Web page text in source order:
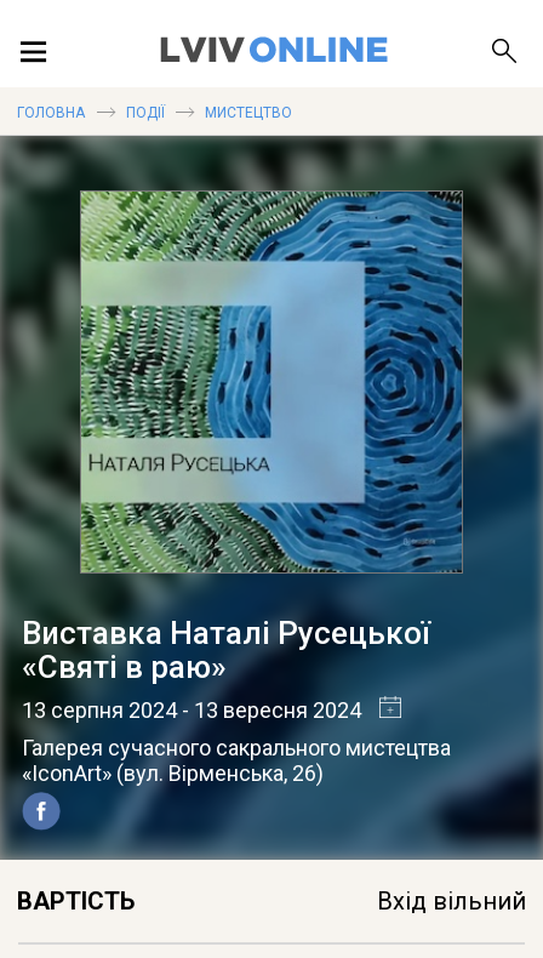
ЛОКАЦІЇ
ПУБЛІКАЦІЇ
ДОВІДКА
ГОЛОВНА ПОДІЇ МИСТЕЦТВО
Виставка Наталі Русецької
«Святі в раю»
13 серпня 2024- 13 вересня 2024
Галерея сучасного сакрального мистецтва
«IconArt» (вул. Вірменська, 26)
ВАРТІСТЬ Вхід вільний